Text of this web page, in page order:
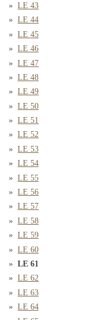
LE 43
LE 44
LE 45
LE 46
LE 47
LE 48
LE 49
LE 50
LE 51
LE 52
LE 53
LE 54
LE 55
LE 56
LE 57
LE 58
LE 59
LE 60
LE 61
LE 62
LE 63
LE 64